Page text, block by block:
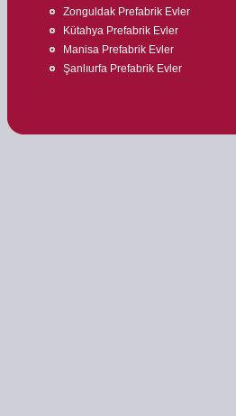
Zonguldak Prefabrik Evler
Kütahya Prefabrik Evler
Manisa Prefabrik Evler
Şanlıurfa Prefabrik Evler